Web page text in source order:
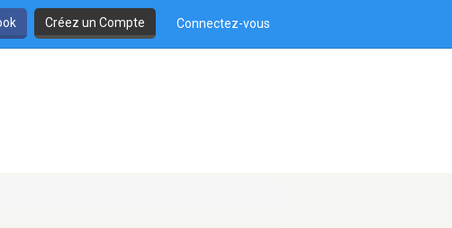
Créez un Compte Connectez-vous